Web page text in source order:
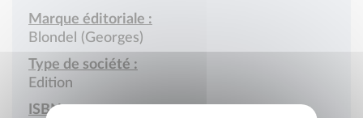
Marque éditoriale :
Blondel (Georges)
Type de société :
Edition
ISBN :